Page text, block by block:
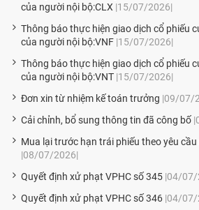
của người nội bộ:CLX |15/07/2026|
Thông báo thực hiện giao dịch cổ phiếu
của người nội bộ:VNF |15/07/2026|
Thông báo thực hiện giao dịch cổ phiếu
của người nội bộ:VNT |15/07/2026|
Đơn xin từ nhiệm kế toán trưởng |09/07/
Cải chỉnh, bổ sung thông tin đã công bố
Mua lại trước hạn trái phiếu theo yêu
|08/07/2026|
Quyết định xử phạt VPHC số 345 |04/07/
Quyết định xử phạt VPHC số 346 |04/07/